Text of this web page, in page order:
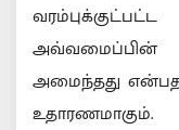
அவ்வமைப்பின்
அமைந்தது